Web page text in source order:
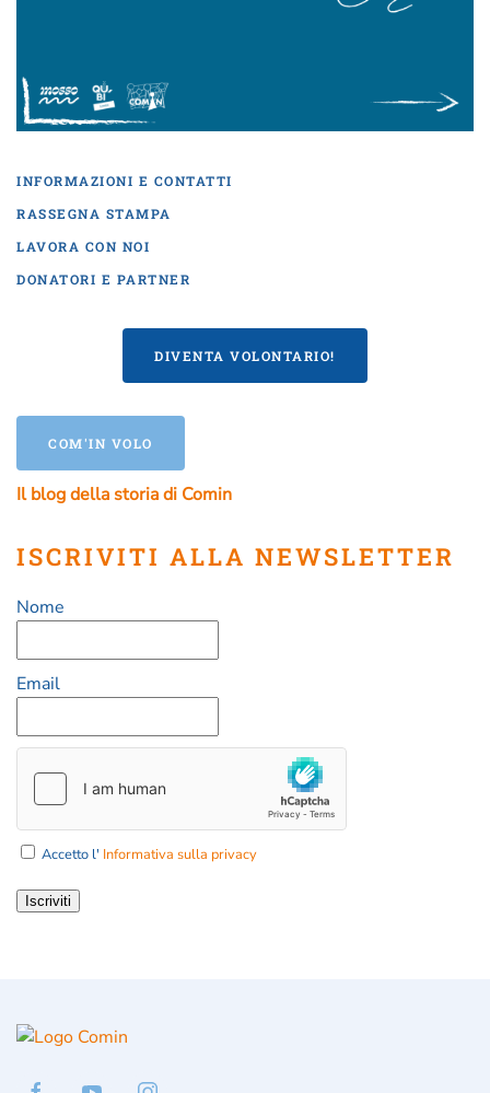
INFORMAZIONI E CONTATTI
RASSEGNA STAMPA
LAVORA CON NOI
DONATORI E PARTNER
DIVENTA VOLONTARIO!
COM'IN VOLO
Il blog della storia di Comin
ISCRIVITI ALLA NEWSLETTER
Nome
Email
Accetto l' Informativa sulla privacy
Iscriviti